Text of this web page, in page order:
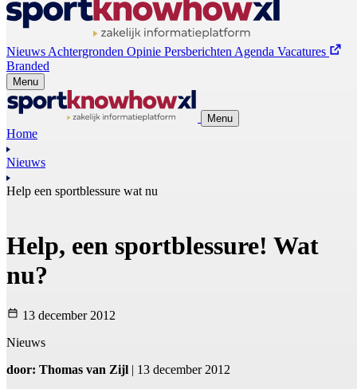
Nieuws Achtergronden Opinie Persberichten Agenda Vacatures
Branded
Menu
Menu
Home
Nieuws
Help een sportblessure wat nu
Help, een sportblessure! Wat
nu?
13 december 2012
Nieuws
door: Thomas van Zijl | 13 december 2012